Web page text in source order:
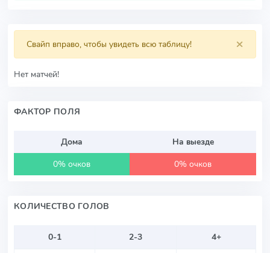
×
Свайп вправо, чтобы увидеть всю таблицу!
Нет матчей!
ФАКТОР ПОЛЯ
Дома
На выезде
0% очков
0% очков
КОЛИЧЕСТВО ГОЛОВ
0-1 2-3
4+